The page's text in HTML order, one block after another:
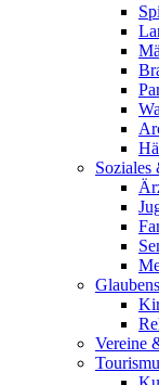
Soziales
Vereine